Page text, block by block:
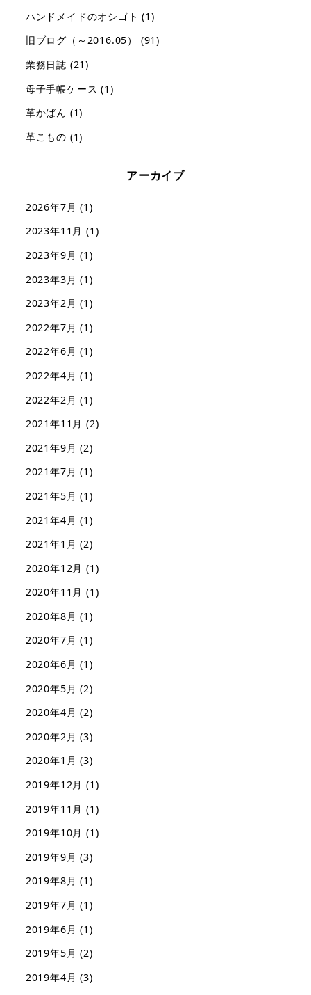
ハンドメイドのオシゴト (1)
旧ブログ（～2016.05）
(91)
業務日誌 (21)
母子手帳ケース (1)
革かばん (1)
革こもの (1)
アーカイブ
2026年7月 (1)
2023年11月 (1)
2023年9月 (1)
2023年3月 (1)
2023年2月 (1)
2022年7月 (1)
2022年6月 (1)
2022年4月 (1)
2022年2月 (1)
2021年11月 (2)
2021年9月 (2)
2021年7月 (1)
2021年5月 (1)
2021年4月 (1)
2021年1月 (2)
2020年12月 (1)
2020年11月 (1)
2020年8月 (1)
2020年7月 (1)
2020年6月 (1)
2020年5月 (2)
2020年4月 (2)
2020年2月 (3)
2020年1月 (3)
2019年12月 (1)
2019年11月 (1)
2019年10月 (1)
2019年9月 (3)
2019年8月 (1)
2019年7月 (1)
2019年6月 (1)
2019年5月 (2)
2019年4月 (3)